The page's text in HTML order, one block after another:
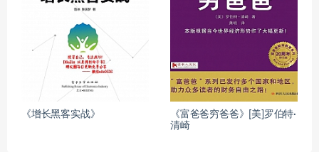
《增长黑客实战》
《富爸爸穷爸爸》[美]罗伯特·
清崎